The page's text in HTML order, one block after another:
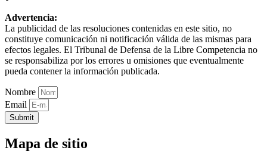
Advertencia:
La publicidad de las resoluciones contenidas en este sitio, no
constituye comunicación ni notificación válida de las mismas para
efectos legales. El Tribunal de Defensa de la Libre Competencia no
se responsabiliza por los errores u omisiones que eventualmente
pueda contener la información publicada.
Nombre
Email
Submit
Mapa de sitio